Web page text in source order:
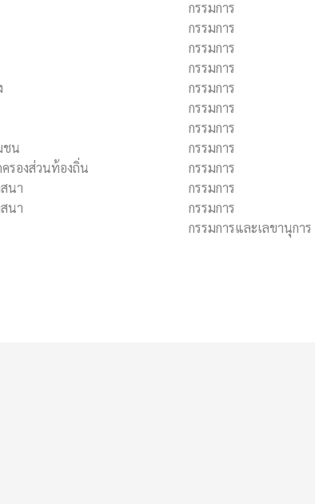
ชน
รองส่วนท้องถิ่น
นา
นา
กรรมการ
กรรมการ
กรรมการ
กรรมการ
กรรมการ
กรรมการ
กรรมการ
กรรมการ
กรรมการ
กรรมการ
กรรมการ
กรรมการและเลขานุการ